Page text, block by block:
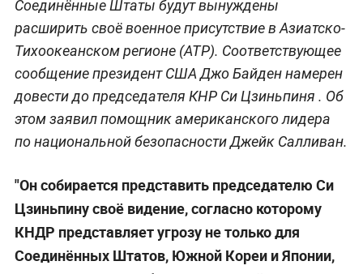
Соединённые Штаты будут вынуждены
расширить своё военное присутствие в Азиатско-
Тихоокеанском регионе (АТР). Соответствующее
сообщение президент США Джо Байден намерен
довести до председателя КНР Си Цзиньпиня . Об
этом заявил помощник американского лидера
по национальной безопасности Джейк Салливан.
"Он собирается представить председателю Си
Цзиньпину своё видение, согласно которому
КНДР представляет угрозу не только для
Соединённых Штатов, Южной Кореи и Японии,